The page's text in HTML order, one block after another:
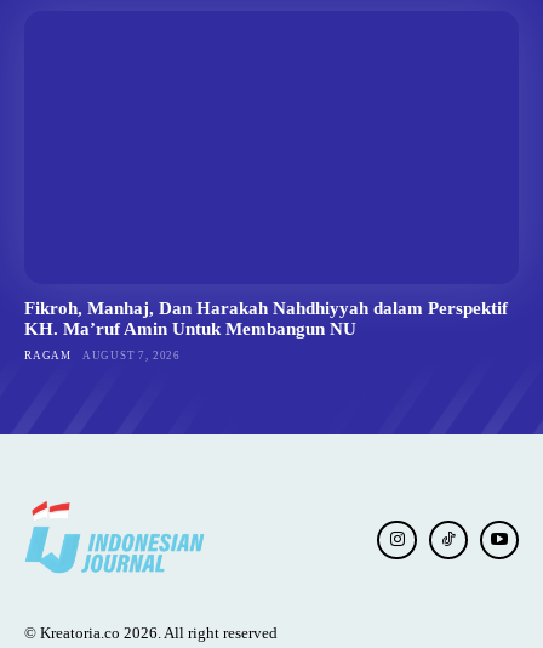
Fikroh, Manhaj, Dan Harakah Nahdhiyyah dalam Perspektif
KH. Ma’ruf Amin Untuk Membangun NU
RAGAM AUGUST 7, 2026
© Kreatoria.co 2026. All right reserved